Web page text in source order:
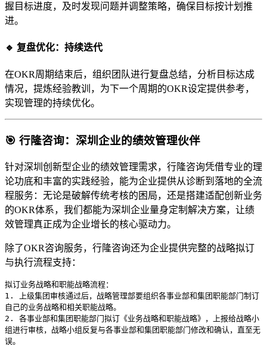
握目标进度，及时发现问题并调整策略，确保目标按计划推
进。
🔹 复盘优化：持续迭代
在OKR周期结束后，组织团队进行复盘总结，分析目标达成
情况，提炼经验教训，为下一个周期的OKR设定提供参考，
实现管理的持续优化。
🎯 行隆咨询：深圳企业的绩效管理伙伴
针对深圳创新型企业的绩效管理需求，行隆咨询凭借专业的理
论功底和丰富的实践经验，能为企业提供从诊断到落地的全流
程服务：无论是破解传统考核的困局，还是搭建适配创新业务
的OKR体系，我们都能为深圳企业量身定制解决方案，让绩
效管理真正成为企业增长的核心驱动力。
除了OKR咨询服务，行隆咨询还为企业提供完整的战略拟订
与执行流程支持：
拟订业务战略和职能战略流程：
1. 上级集团审核通过后，战略管理部要组织各事业部和集团职能部门制订
自己的业务战略和相关职能战略。
2. 各事业部和集团职能部门拟订《业务战略和职能战略》，上报给战略小
组进行审核，战略小组反复与各事业部和集团职能部门修改和确认，直至无
误。